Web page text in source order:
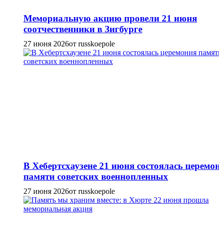
Мемориальную акцию провели 21 июня
соотчественники в Зигбурге
27 июня 2026от russkoepole
В Хебертсхаузене 21 июня состоялась
памяти советских военнопленных
27 июня 2026от russkoepole